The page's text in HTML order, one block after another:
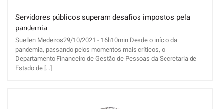
Servidores públicos superam desafios impostos pela
pandemia
Suellen Medeiros29/10/2021 - 16h10min Desde o início da
pandemia, passando pelos momentos mais críticos, o
Departamento Financeiro de Gestão de Pessoas da Secretaria de
Estado de [...]